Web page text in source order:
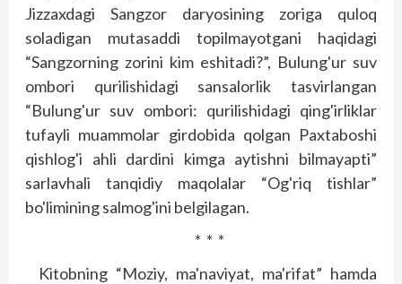
Jizzaxdagi Sangzor daryosining zoriga quloq
soladigan mutasaddi topilmayotgani haqidagi
“Sangzorning zorini kim eshitadi?”, Bulung'ur suv
ombori qurilishidagi sansalorlik tas­virlangan
“Bulung'ur suv ombori: qurilishidagi qing'irliklar
tufayli muammolar girdobida qolgan Paxtaboshi
qishlog'i ahli dardini kimga aytishni bilmayapti”
sarlavhali tanqidiy maqolalar “Og'riq tishlar”
bo'limining salmog'ini belgilagan.
* * *
Kitobning “Moziy, ma'naviyat, ma'rifat” hamda